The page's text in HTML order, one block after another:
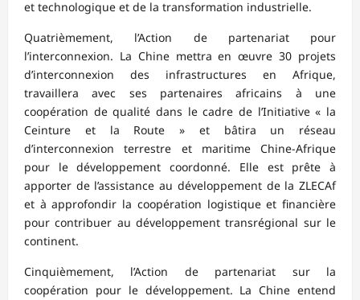
et technologique et de la transformation industrielle.
Quatrièmement, l’Action de partenariat pour
l’interconnexion. La Chine mettra en œuvre 30 projets
d’interconnexion des infrastructures en Afrique,
travaillera avec ses partenaires africains à une
coopération de qualité dans le cadre de l’Initiative « la
Ceinture et la Route » et bâtira un réseau
d’interconnexion terrestre et maritime Chine-Afrique
pour le développement coordonné. Elle est prête à
apporter de l’assistance au développement de la ZLECAf
et à approfondir la coopération logistique et financière
pour contribuer au développement transrégional sur le
continent.
Cinquièmement, l’Action de partenariat sur la
coopération pour le développement. La Chine entend